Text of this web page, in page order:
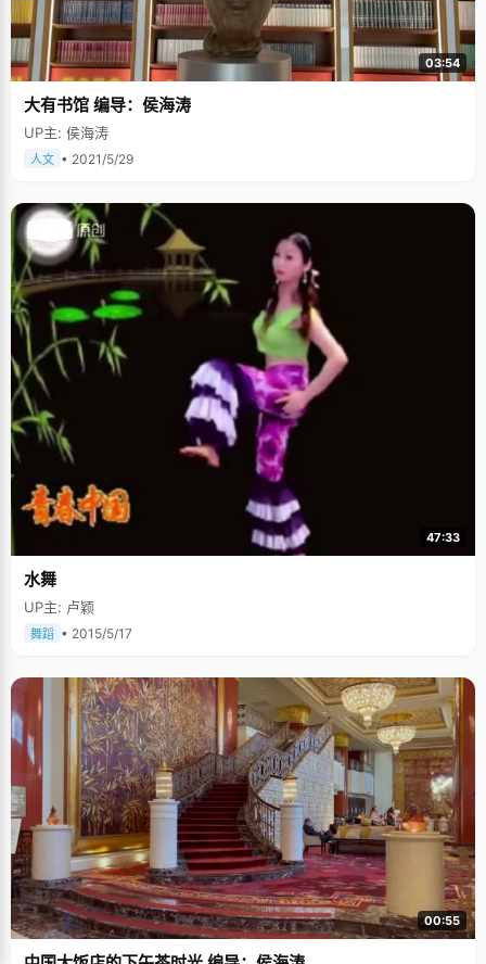
03:54
大有书馆 编导：侯海涛
UP主: 侯海涛
人文 • 2021/5/29
47:33
水舞
UP主: 卢颖
舞蹈 • 2015/5/17
00:55